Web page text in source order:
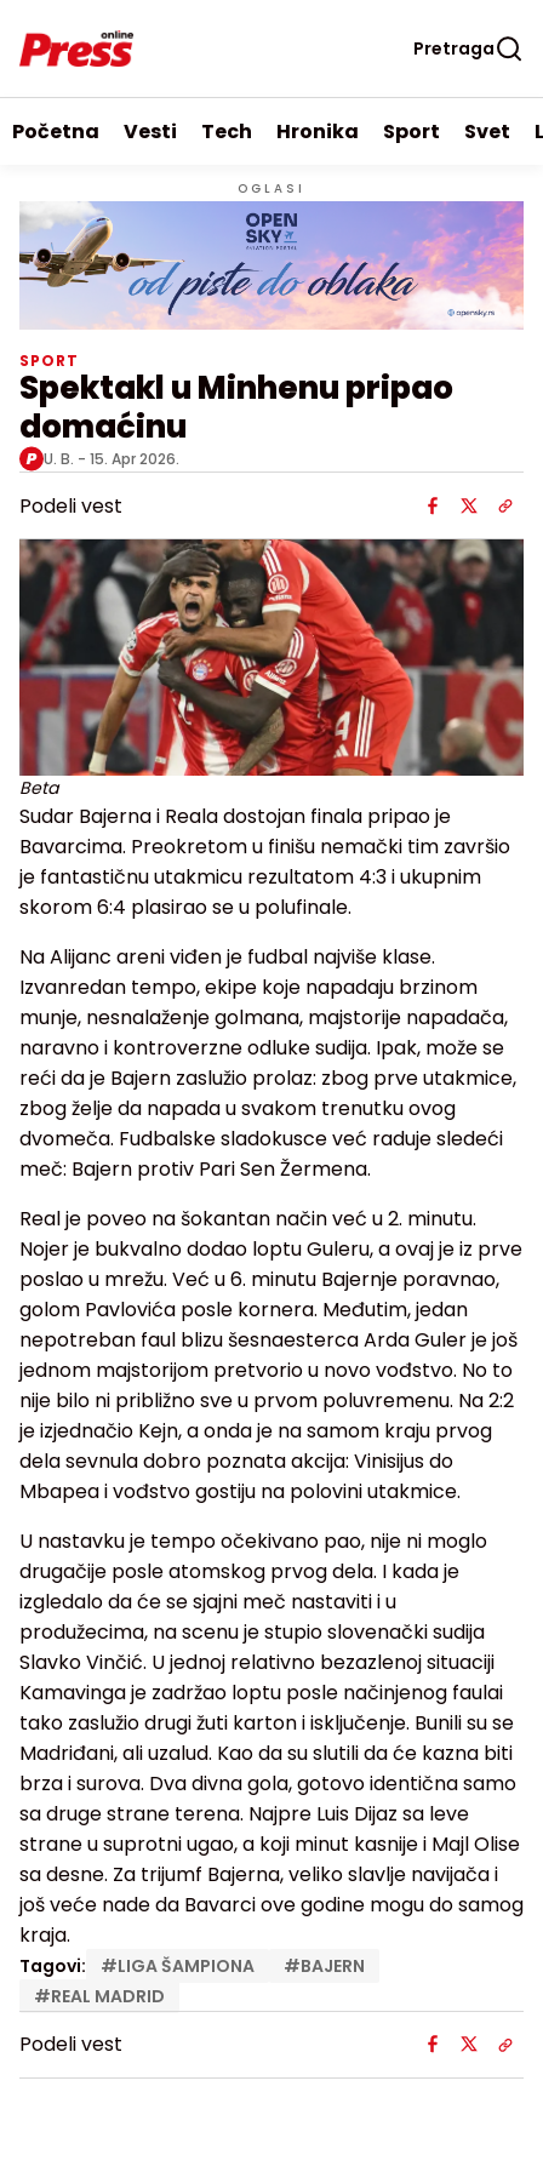
Pretraga
Početna Vesti Tech Hronika Sport Svet
OGLASI
SPORT
Spektakl u Minhenu pripao
domaćinu
U. B. - 15. Apr 2026.
Podeli vest
Beta
Sudar Bajerna i Reala dostojan finala pripao je
Bavarcima. Preokretom u finišu nemački tim završio
je fantastičnu utakmicu rezultatom 4:3 i ukupnim
skorom 6:4 plasirao se u polufinale.
Na Alijanc areni viđen je fudbal najviše klase.
Izvanredan tempo, ekipe koje napadaju brzinom
munje, nesnalaženje golmana, majstorije napadača,
naravno i kontroverzne odluke sudija. Ipak, može se
reći da je Bajern zaslužio prolaz: zbog prve utakmice,
zbog želje da napada u svakom trenutku ovog
dvomeča. Fudbalske sladokusce već raduje sledeći
meč: Bajern protiv Pari Sen Žermena.
Real je poveo na šokantan način već u 2. minutu.
Nojer je bukvalno dodao loptu Guleru, a ovaj je iz prve
poslao u mrežu. Već u 6. minutu Bajernje poravnao,
golom Pavlovića posle kornera. Međutim, jedan
nepotreban faul blizu šesnaesterca Arda Guler je još
jednom majstorijom pretvorio u novo vođstvo. No to
nije bilo ni približno sve u prvom poluvremenu. Na 2:2
je izjednačio Kejn, a onda je na samom kraju prvog
dela sevnula dobro poznata akcija: Vinisijus do
Mbapea i vođstvo gostiju na polovini utakmice.
U nastavku je tempo očekivano pao, nije ni moglo
drugačije posle atomskog prvog dela. I kada je
izgledalo da će se sjajni meč nastaviti i u
produžecima, na scenu je stupio slovenački sudija
Slavko Vinčić. U jednoj relativno bezazlenoj situaciji
Kamavinga je zadržao loptu posle načinjenog faulai
tako zaslužio drugi žuti karton i isključenje. Bunili su se
Madriđani, ali uzalud. Kao da su slutili da će kazna biti
brza i surova. Dva divna gola, gotovo identična samo
sa druge strane terena. Najpre Luis Dijaz sa leve
strane u suprotni ugao, a koji minut kasnije i Majl Olise
sa desne. Za trijumf Bajerna, veliko slavlje navijača i
još veće nade da Bavarci ove godine mogu do samog
kraja.
Tagovi: #LIGA ŠAMPIONA #BAJERN
#REAL MADRID
Podeli vest